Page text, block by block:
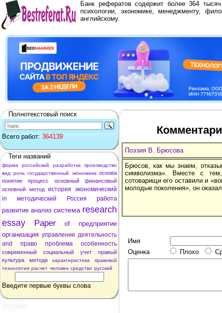
Банк рефератов содержит более 364
психологии, экономике, менеджменту,
английскому.
Полнотекстовый поиск
Всего работ: 364139
Теги названий
форма российский разработка
производство
вид
роль государственный экономика основа
понятие
процесс основный
финансовый
основной метод история экономический
in
методический Россия
работа
развитие анализ система research
essay
Paper of
предприятие
организация управление деятельность
and
право проблема особенность
современный социальный учет
правый
культура
метода характеристика
правовой
технология расчет человек средство русский
Введите первые буквы слова
Поэзия В. Брюсова
Брюсов, как мы знаем,
символизма». Вместе с
сотоварищи его оставили и
молодые поколения», он
Имя
Оценка
Плохо